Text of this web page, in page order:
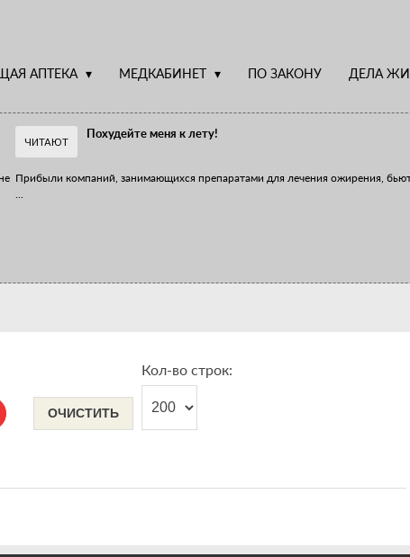
АПТЕКА МЕДКАБИНЕТ ПО ЗАКОНУ ДЕЛА
ЧИТАЮТ
Похудейте меня к лету!
Прибыли компаний, занимающихся препаратами для лечения ожирения,
ОЧИСТИТЬ
Кол-во строк: